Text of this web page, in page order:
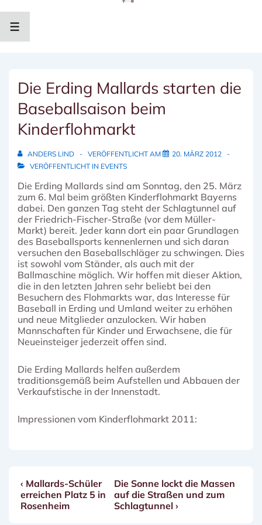
InhaltMENÜ
Die Erding Mallards starten die
Baseballsaison beim
Kinderflohmarkt
ANDERS LIND VERÖFFENTLICHT AM
20. MÄRZ 2012
VERÖFFENTLICHT IN EVENTS
Die Erding Mallards sind am Sonntag, den 25. März
zum 6. Mal beim größten Kinderflohmarkt Bayerns
dabei. Den ganzen Tag steht der Schlagtunnel auf
der Friedrich-Fischer-Straße (vor dem Müller-
Markt) bereit. Jeder kann dort ein paar Grundlagen
des Baseballsports kennenlernen und sich daran
versuchen den Baseballschläger zu schwingen. Dies
ist sowohl vom Ständer, als auch mit der
Ballmaschine möglich. Wir hoffen mit dieser Aktion,
die in den letzten Jahren sehr beliebt bei den
Besuchern des Flohmarkts war, das Interesse für
Baseball in Erding und Umland weiter zu erhöhen
und neue Mitglieder anzulocken. Wir haben
Mannschaften für Kinder und Erwachsene, die für
Neueinsteiger jederzeit offen sind.
Die Erding Mallards helfen außerdem
traditionsgemäß beim Aufstellen und Abbauen der
Verkaufstische in der Innenstadt.
Impressionen vom Kinderflohmarkt 2011:
Beitragsnavigation
Vorheriger
Beitrag
ist
‹ Mallards-Schüler
erreichen Platz 5 in
Rosenheim
Nächster
Beitrag
ist
Die Sonne lockt die Massen
auf die Straßen und zum
Schlagtunnel ›